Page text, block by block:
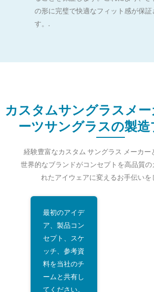
の形に完璧で快適なフィット感が保証
す。.
カスタムサングラスメー
ーツサングラスの製造
経験豊富なカスタム サングラス メーカー
世界的なブランドがコンセプトを高品質の
れたアイウェアに変えるお手伝いを
最初のアイデ
ア、製品コン
セプト、スケ
ッチ、参考資
料を当社のチ
ームと共有し
てください。